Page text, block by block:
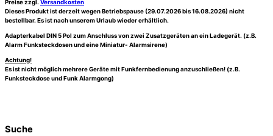
Preise zzgl.Versandkosten
Dieses Produkt ist derzeit wegen Betriebspause (29.07.2026 bis 16.08.2026) nicht
bestellbar. Es ist nach unserem Urlaub wieder erhältlich.
Adapterkabel DIN 5 Pol zum Anschluss von zwei Zusatzgeräten an ein Ladegerät. (z.B.
Alarm Funksteckdosen und eine Miniatur- Alarmsirene)
Achtung!
Es ist nicht möglich mehrere Geräte mit Funkfernbedienung anzuschließen! (z.B.
Funksteckdose und Funk Alarmgong)
Suche